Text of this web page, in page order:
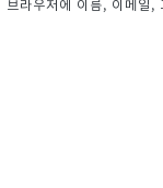
라우저에 이름, 이메일,